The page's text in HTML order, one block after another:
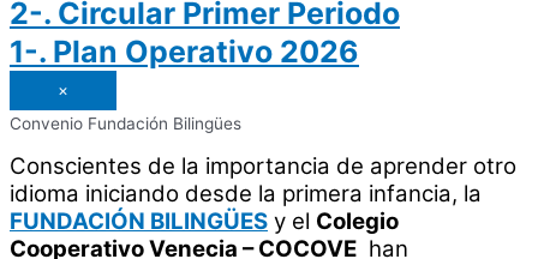
2-. Circular Primer Periodo
1-. Plan Operativo 2026
×
Convenio Fundación Bilingües
Conscientes de la importancia de aprender otro
idioma iniciando desde la primera infancia, la
FUNDACIÓN BILINGÜES y el Colegio
Cooperativo Venecia – COCOVE han